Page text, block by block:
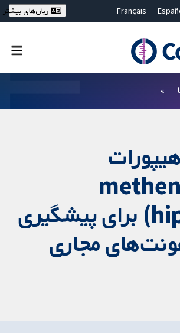
Français
ไ
繁體中文
زبان‌های بیشتر
hippurate) برای پیشگیری
مجاری